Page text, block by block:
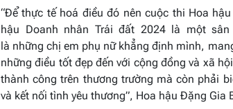
“Để thực tế hoá điều đó nên cuộc thi Hoa
hậu Doanh nhân Trái đất 2024 là một
là nhữngchị em phụ nữ khẳng định mình,
những điều tốt đẹp đến với cộng đồng và xã
thành công trên thương trường mà còn phải
và kết nối tình yêu thương”, Hoa hậu Đặng Gia